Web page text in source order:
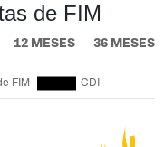
de FIM
12 MESES 36 MESES